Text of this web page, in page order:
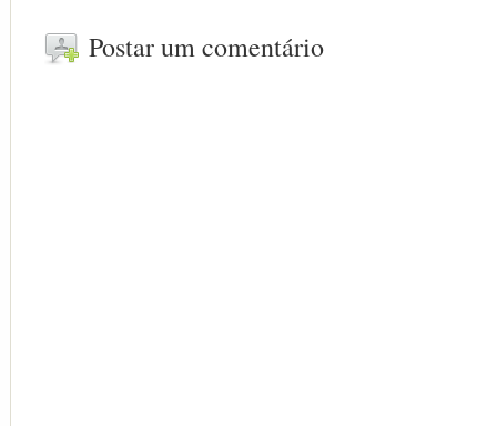
Postar um comentário